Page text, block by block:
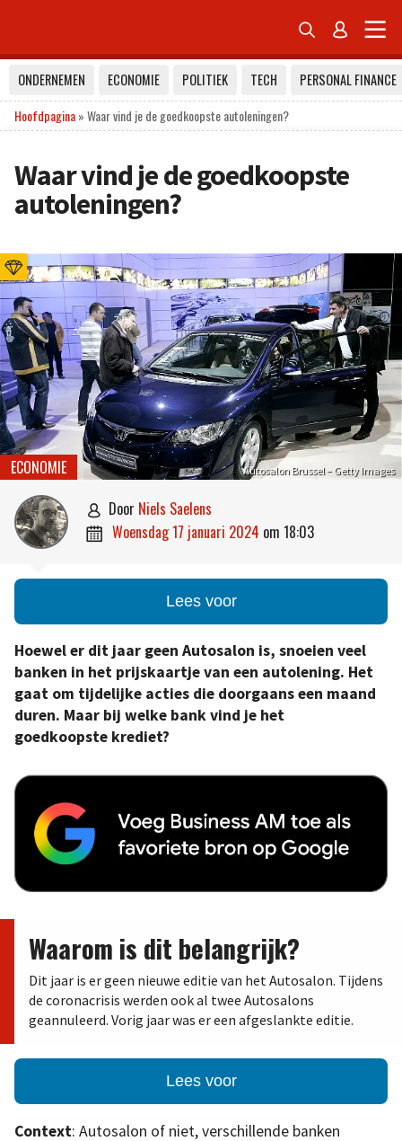
 
ONDERNEMEN ECONOMIE POLITIEK TECH
PERSONAL FINANCE
Hoofdpagina»Waar vind je de goedkoopste autoleningen?
Waar vind je de goedkoopste
autoleningen?
Autosalon Brussel – Getty Images
ECONOMIE
 door Niels Saelens
 woensdag 17 januari 2024 om 18:03
Lees voor
Hoewel er dit jaar geen Autosalon is, snoeien veel
banken in het prijskaartje van een autolening. Het
gaat om tijdelijke acties die doorgaans een maand
duren. Maar bij welke bank vind je het
goedkoopste krediet?
Waarom is dit belangrijk?
Dit jaar is er geen nieuwe editie van het Autosalon. Tijdens
de coronacrisis werden ook al twee Autosalons
geannuleerd. Vorig jaar was er een afgeslankte editie.
Lees voor
Context: Autosalon of niet, verschillende banken